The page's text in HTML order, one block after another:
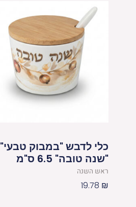
כלי לדבש "במבוק טבעי"
"שנה טובה" 6.5 ס"מ
ראש השנה
19.78 ₪